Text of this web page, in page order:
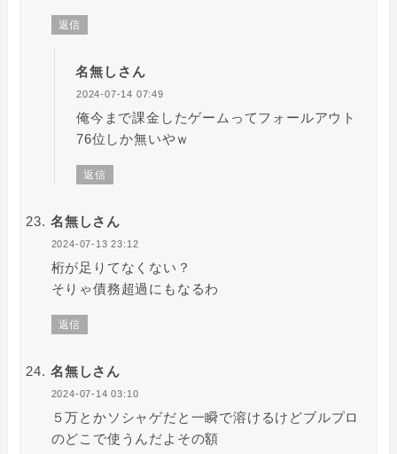
返信
名無しさん
2024-07-14 07:49
俺今まで課金したゲームってフォールアウト
76位しか無いやｗ
返信
名無しさん
2024-07-13 23:12
桁が足りてなくない？
そりゃ債務超過にもなるわ
返信
名無しさん
2024-07-14 03:10
５万とかソシャゲだと一瞬で溶けるけどブルプロ
のどこで使うんだよその額